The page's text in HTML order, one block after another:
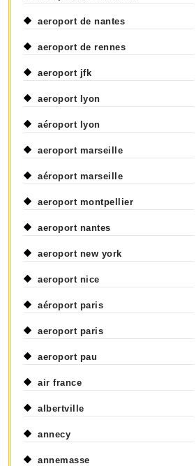
aeroport de nantes
aeroport de rennes
aeroport jfk
aeroport lyon
aéroport lyon
aeroport marseille
aéroport marseille
aeroport montpellier
aeroport nantes
aeroport new york
aeroport nice
aéroport paris
aeroport paris
aeroport pau
air france
albertville
annecy
annemasse